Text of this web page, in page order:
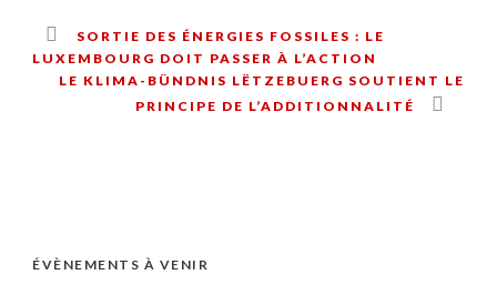
SORTIE DES ÉNERGIES FOSSILES : LE
LUXEMBOURG DOIT PASSER À L’ACTION
LE KLIMA-BÜNDNIS LËTZEBUERG SOUTIENT LE
PRINCIPE DE L’ADDITIONNALITÉ
ÉVÈNEMENTS À VENIR